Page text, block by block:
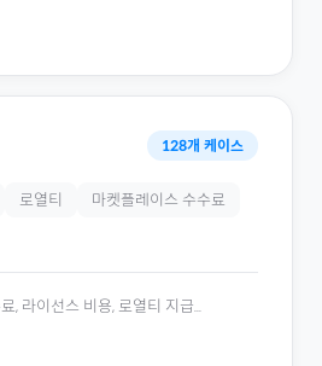
128개 케이스
로열티
마켓플레이스 수수료
, 라이선스 비용, 로열티 지급...